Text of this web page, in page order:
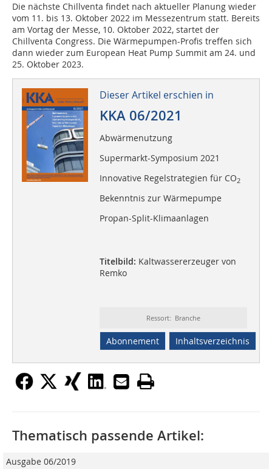
Die nächste Chillventa findet nach aktueller Planung wieder
vom 11. bis 13. Oktober 2022 im Messezentrum statt. Bereits
am Vortag der Messe, 10. Oktober 2022, startet der
Chillventa Congress. Die Wärmepumpen-Profis treffen sich
dann wieder zum European Heat Pump Summit am 24. und
25. Oktober 2023.
Dieser Artikel erschien in
KKA 06/2021
Abwärmenutzung
Supermarkt-Symposium 2021
Innovative Regelstrategien für CO2
Bekenntnis zur Wärmepumpe
Propan-Split-Klimaanlagen
Titelbild: Kaltwassererzeuger von
Remko
Ressort: Branche
Abonnement Inhaltsverzeichnis
Thematisch passende Artikel:
Ausgabe 06/2019